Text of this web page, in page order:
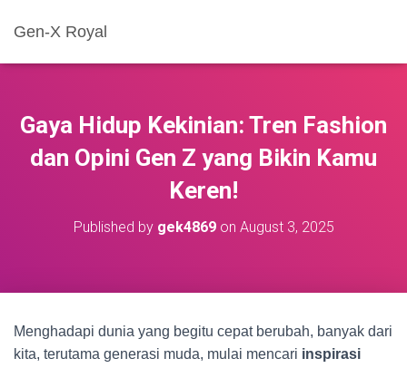
Gen-X Royal
Gaya Hidup Kekinian: Tren Fashion
dan Opini Gen Z yang Bikin Kamu
Keren!
Published by gek4869on August 3, 2025
Menghadapi dunia yang begitu cepat berubah, banyak dari
kita, terutama generasi muda, mulai mencari inspirasi